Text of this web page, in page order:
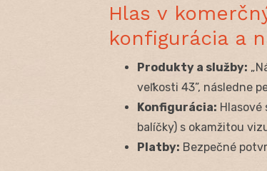
Hlas v
konfigurácia a
Produkty a služby:
veľkosti 43”, následne
Konfigurácia:
balíčky) s okamžitou
Platby: Bezpečné